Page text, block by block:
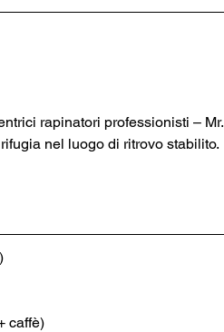
rapinatori professionisti – Mr.
nel luogo di ritrovo stabilito.
caffè)